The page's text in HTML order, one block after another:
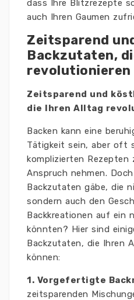
dass Ihre Blitzrezepte
auch Ihren Gaumen
Zeitsparend
Backzutaten,
revolutionieren
Zeitsparend und
die Ihren Alltag
Backen kann eine
Tätigkeit sein, aber oft
komplizierten Rezepten
Anspruch nehmen.
Backzutaten gäbe, die
sondern auch den
Backkreationen auf ein
könnten? Hier sind
Backzutaten, die Ihren
können:
1. Vorgefertigte
zeitsparenden